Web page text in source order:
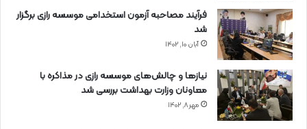
فرآیند مصاحبه آزمون استخدامی موسسه رازی برگزار
شد
آبان ۱۰, ۱۴۰۲
نیازها و چالش‌های موسسه رازی در مذاکره با
معاونان وزارت بهداشت بررسی شد
مهر ۸, ۱۴۰۲